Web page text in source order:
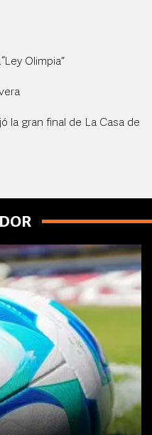
Olimpia”
la gran final de La Casa de